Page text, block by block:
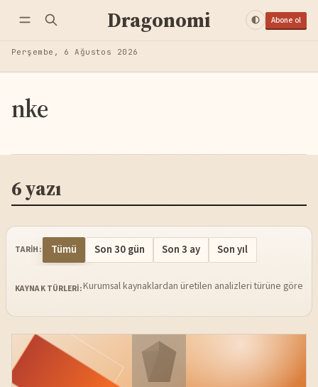
Dragonomi Abone ol
Perşembe, 6 Ağustos 2026
nke
6 yazı
TARIH: Tümü Son 30 gün Son 3 ay Son yıl
KAYNAK TÜRLERI:Kurumsal kaynaklardan üretilen analizleri türüne göre